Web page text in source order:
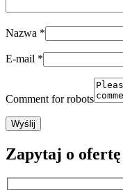
Nazwa *
E-mail *
Comment for robots
Zapytaj o